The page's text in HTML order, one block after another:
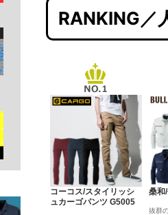
RANKING／
コーコス/スタイリッシ
ュカーゴパンツ G5005
桑和
抜群